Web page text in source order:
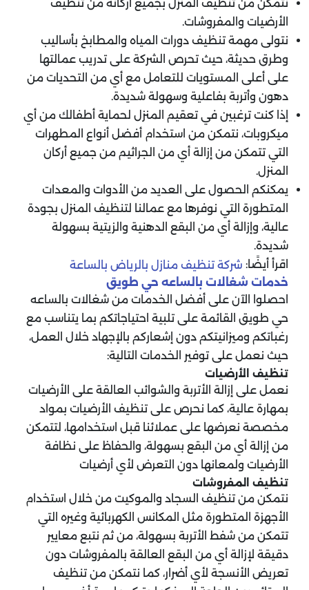
نتمكن من تنظيف المنزل بجميع أركانه من تنظيف
الأرضيات والمفروشات.
نتولى مهمة تنظيف دورات المياه والمطابخ بأساليب
وطرق حديثة، حيث تحرص الشركة على تدريب عمالتها
على أعلى المستويات للتعامل مع أي من التحديات من
دهون وأتربة بفاعلية وسهولة شديدة.
إذا كنت ترغبين في تعقيم المنزل لحماية أطفالك من أي
ميكروبات، نتمكن من استخدام أفضل أنواع المطهرات
التي تتمكن من إزالة أي من الجراثيم من جميع أركان
المنزل.
يمكنكم الحصول على العديد من الأدوات والمعدات
المتطورة التي نوفرها مع عمالنا لتنظيف المنزل بجودة
عالية، وإزالة أي من البقع الدهنية والزيتية بسهولة
شديدة.
اقرأ أيضًا: شركة تنظيف منازل بالرياض بالساعة
خدمات شغالات بالساعه حي طويق
احصلوا الآن على أفضل الخدمات من شغالات بالساعه
حي طويق القائمة على تلبية احتياجاتكم بما يتناسب مع
رغباتكم وميزانيتكم دون إشعاركم بالإجهاد خلال العمل،
حيث نعمل على توفير الخدمات التالية:
تنظيف الأرضيات
نعمل على إزالة الأتربة والشوائب العالقة على الأرضيات
بمهارة عالية، كما نحرص على تنظيف الأرضيات بمواد
مخصصة نعرضها على عملائنا قبل استخدامها، لتتمكن
من إزالة أي من البقع بسهولة، والحفاظ على نظافة
الأرضيات ولمعانها دون التعرض لأي أرضيات
تنظيف المفروشات
نتمكن من تنظيف السجاد والموكيت من خلال استخدام
الأجهزة المتطورة مثل المكانس الكهربائية وغيره التي
تتمكن من شفط الأتربة بسهولة، من ثم نتبع معايير
دقيقة لإزالة أي من البقع العالقة بالمفروشات دون
تعريض الأنسجة لأي أضرار، كما نتمكن من تنظيف